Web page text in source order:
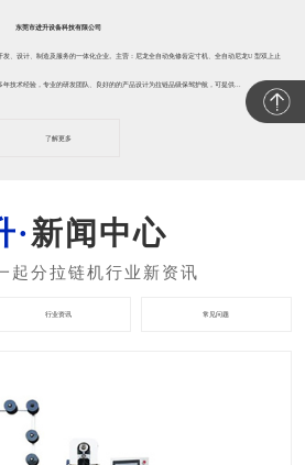
东莞市进升设备科技有限公司
、设计、制造及服务的一体化企业。主营：尼龙全自动免修齿定寸机、全自动尼龙U 型双上止
技术经验，专业的研发团队、良好的的产品设计为拉链品级保驾护航，可提供...
了解更多
新闻中心
行业资讯 常见问题